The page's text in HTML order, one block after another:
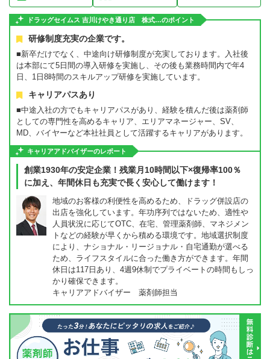
ドラッグセイムス 吉川けやき通り店 株式…のポイント
研修制度充実の企業です。
■新卒だけでなく、中途向け研修制度が充実しております。入社後
は本部にて5日間の導入研修を実施し、その後も業務時間内で年4
日、1日8時間のスキルアップ研修を実施しています。
キャリアパスあり
■中途入社の方でもキャリアパスがあり、経験を積んだ後は薬剤師
としての専門性を高めるキャリア、エリアマネージャー、SV、
MD、バイヤーなど本社社員として活躍するキャリアがあります。
キャリアアドバイザーのレポート
創業1930年の安定企業！残業月10時間以下×復帰率100％
に加え、年間休日も充実で長く安心して働けます！
地域のお客様の利便性を高めるため、ドラッグ併設店の
出店を強化しています。年功序列ではないため、適性や
人員状況に応じてOTC、在宅、管理薬剤師、マネジメン
トなどの経験が早くから積める環境です。地域選択制度
により、ナショナル・リージョナル・自宅通勤が選べる
ため、ライフスタイルに合った働き方ができます。年間
休日は117日あり、4週9休制でプライベートの時間もしっ
かり確保できます。
キャリアアドバイザー 薬剤師担当